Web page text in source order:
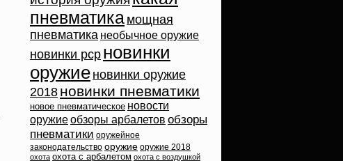
пневматика мощная
пневматика необычное оружие
новинки pcp новинки
оружие новинки оружие
2018 новинки пневматики
новое пневматическое новости
оружиеобзоры арбалетов обзоры
пневматики оружейное
законодательство оружие оружие 2018
охота охота с арбалетом охота с воздушкой